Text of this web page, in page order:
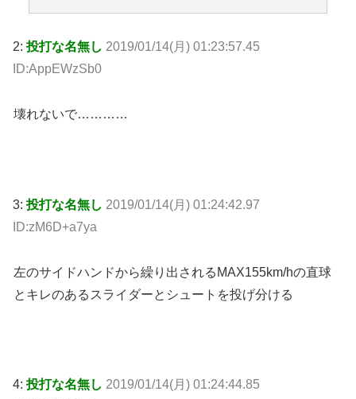
2:投打な名無し 2019/01/14(月) 01:23:57.45
ID:AppEWzSb0
壊れないで…………
3:投打な名無し 2019/01/14(月) 01:24:42.97
ID:zM6D+a7ya
左のサイドハンドから繰り出されるMAX155km/hの直球
とキレのあるスライダーとシュートを投げ分ける
4:投打な名無し 2019/01/14(月) 01:24:44.85